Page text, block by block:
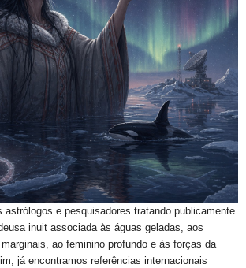
astrólogos e pesquisadores tratando publicamente
inuit associada às águas geladas, aos
ao feminino profundo e às forças da
já encontramos referências internacionais